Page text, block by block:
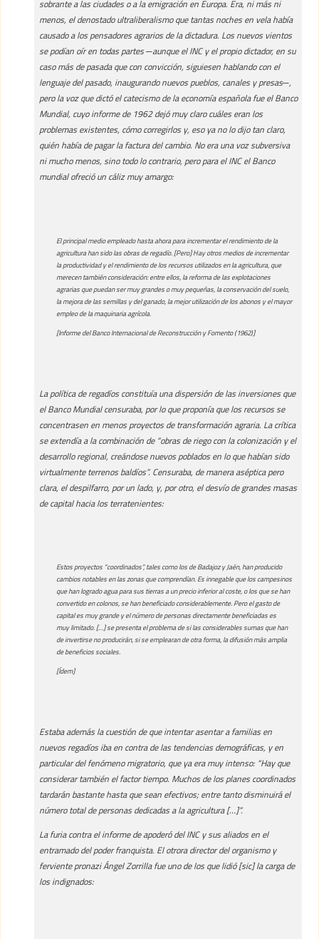
sobrante a las ciudades o a la emigración en Europa. Era, ni más ni
menos, el denostado ultraliberalismo que tantas noches en vela había
causado a los pensadores agrarios de la dictadura. Los nuevos vientos
se podían oír en todas partes ─aunque el INC y el propio dictador, en su
caso más de pasada que con convicción, siguiesen hablando con el
lenguaje del pasado, inaugurando nuevos pueblos, canales y presas─,
pero la voz que dictó el catecismo de la economía española fue el Banco
Mundial, cuyo informe de 1962 dejó muy claro cuáles eran los
problemas existentes, cómo corregirlos y, eso ya no lo dijo tan claro,
quién había de pagar la factura del cambio. No era una voz subversiva
ni mucho menos, sino todo lo contrario, pero para el INC el Banco
mundial ofreció un cáliz muy amargo:
El principal medio empleado hasta ahora para incrementar el rendimiento de la
agricultura han sido las obras de regadío. [Pero] Hay otros medios de incrementar
la productividad y el rendimiento de los recursos utilizados en la agricultura, que
merecen también consideración: entre ellos, la reforma de las explotaciones
agrarias que puedan ser muy grandes o muy pequeñas, la conservación del suelo,
la mejora de las semillas y del ganado, la mejor utilización de los abonos y el mayor
empleo de la maquinaria agrícola.
[Informe del Banco Internacional de Reconstrucción y Fomento (1962)]
La política de regadíos constituía una dispersión de las inversiones que
el Banco Mundial censuraba, por lo que proponía que los recursos se
concentrasen en menos proyectos de transformación agraria. La crítica
se extendía a la combinación de “obras de riego con la colonización y el
desarrollo regional, creándose nuevos poblados en lo que habían sido
virtualmente terrenos baldíos”. Censuraba, de manera aséptica pero
clara, el despilfarro, por un lado, y, por otro, el desvío de grandes masas
de capital hacia los terratenientes:
Estos proyectos “coordinados”, tales como los de Badajoz y Jaén, han producido
cambios notables en las zonas que comprendían. Es innegable que los campesinos
que han logrado agua para sus tierras a un precio inferior al coste, o los que se han
convertido en colonos, se han beneficiado considerablemente. Pero el gasto de
capital es muy grande y el número de personas directamente beneficiadas es
muy limitado. […] se presenta el problema de si las considerables sumas que han
de invertirse no producirán, si se emplearan de otra forma, la difusión más amplia
de beneficios sociales.
[Ídem]
Estaba además la cuestión de que intentar asentar a familias en
nuevos regadíos iba en contra de las tendencias demográficas, y en
particular del fenómeno migratorio, que ya era muy intenso: “Hay que
considerar también el factor tiempo. Muchos de los planes coordinados
tardarán bastante hasta que sean efectivos; entre tanto disminuirá el
número total de personas dedicadas a la agricultura […]”.
La furia contra el informe de apoderó del INC y sus aliados en el
entramado del poder franquista. El otrora director del organismo y
ferviente pronazi Ángel Zorrilla fue uno de los que lidió [sic] la carga de
los indignados: